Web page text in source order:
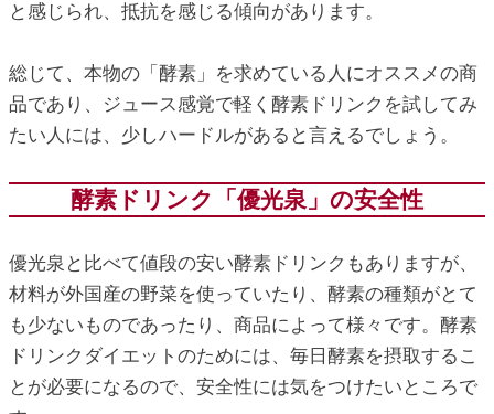
と感じられ、抵抗を感じる傾向があります。
総じて、本物の「酵素」を求めている人にオススメの商
品であり、ジュース感覚で軽く酵素ドリンクを試してみ
たい人には、少しハードルがあると言えるでしょう。
酵素ドリンク「優光泉」の安全性
優光泉と比べて値段の安い酵素ドリンクもありますが、
材料が外国産の野菜を使っていたり、酵素の種類がとて
も少ないものであったり、商品によって様々です。酵素
ドリンクダイエットのためには、毎日酵素を摂取するこ
とが必要になるので、安全性には気をつけたいところで